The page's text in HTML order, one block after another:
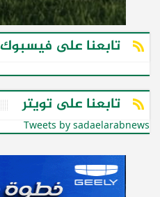
تابعنا على فيسبوك
تابعنا على تويتر
Tweets by sadaelarabnews